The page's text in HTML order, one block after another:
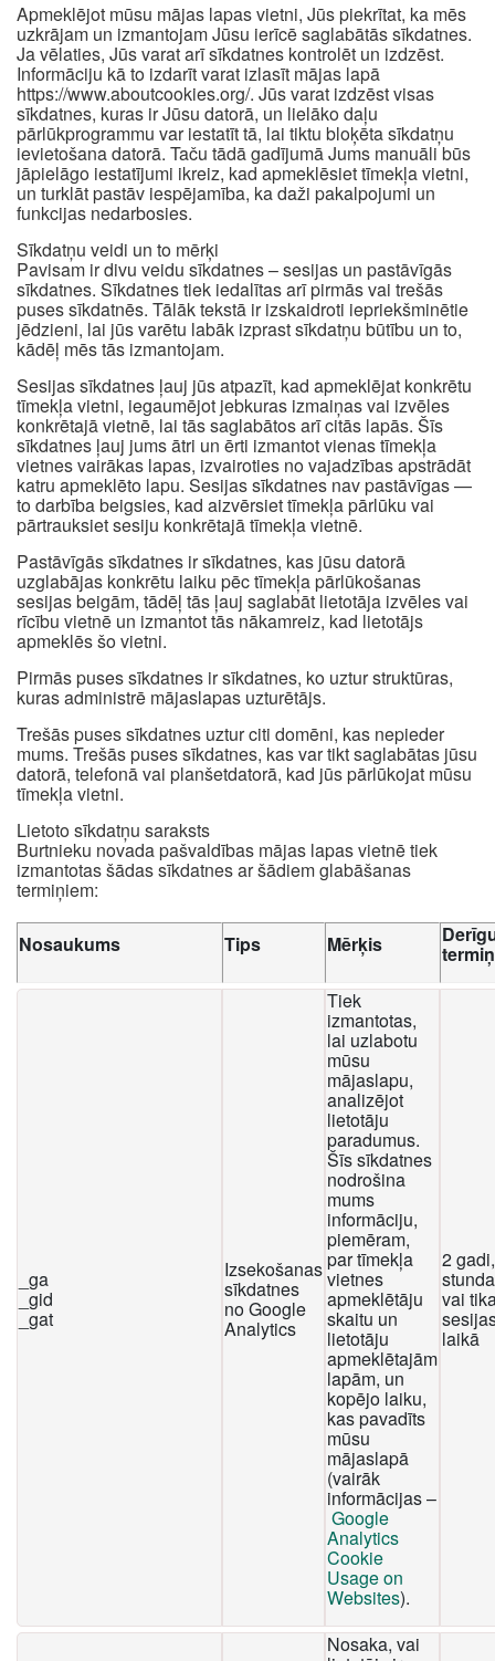
Apmeklējot mūsu mājas lapas vietni, Jūs piekrītat, ka mēs
uzkrājam un izmantojam Jūsu ierīcē saglabātās sīkdatnes.
Ja vēlaties, Jūs varat arī sīkdatnes kontrolēt un izdzēst.
Informāciju kā to izdarīt varat izlasīt mājas lapā
https://www.aboutcookies.org/. Jūs varat izdzēst visas
sīkdatnes, kuras ir Jūsu datorā, un lielāko daļu
pārlūkprogrammu var iestatīt tā, lai tiktu bloķēta sīkdatņu
ievietošana datorā. Taču tādā gadījumā Jums manuāli būs
jāpielāgo iestatījumi ikreiz, kad apmeklēsiet tīmekļa vietni,
un turklāt pastāv iespējamība, ka daži pakalpojumi un
funkcijas nedarbosies.
Sīkdatņu veidi un to mērķi
Pavisam ir divu veidu sīkdatnes – sesijas un pastāvīgās
sīkdatnes. Sīkdatnes tiek iedalītas arī pirmās vai trešās
puses sīkdatnēs. Tālāk tekstā ir izskaidroti iepriekšminētie
jēdzieni, lai jūs varētu labāk izprast sīkdatņu būtību un to,
kādēļ mēs tās izmantojam.
Sesijas sīkdatnes ļauj jūs atpazīt, kad apmeklējat konkrētu
tīmekļa vietni, iegaumējot jebkuras izmaiņas vai izvēles
konkrētajā vietnē, lai tās saglabātos arī citās lapās. Šīs
sīkdatnes ļauj jums ātri un ērti izmantot vienas tīmekļa
vietnes vairākas lapas, izvairoties no vajadzības apstrādāt
katru apmeklēto lapu. Sesijas sīkdatnes nav pastāvīgas —
to darbība beigsies, kad aizvērsiet tīmekļa pārlūku vai
pārtrauksiet sesiju konkrētajā tīmekļa vietnē.
Pastāvīgās sīkdatnes ir sīkdatnes, kas jūsu datorā
uzglabājas konkrētu laiku pēc tīmekļa pārlūkošanas
sesijas beigām, tādēļ tās ļauj saglabāt lietotāja izvēles vai
rīcību vietnē un izmantot tās nākamreiz, kad lietotājs
apmeklēs šo vietni.
Pirmās puses sīkdatnes ir sīkdatnes, ko uztur struktūras,
kuras administrē mājaslapas uzturētājs.
Trešās puses sīkdatnes uztur citi domēni, kas nepieder
mums. Trešās puses sīkdatnes, kas var tikt saglabātas jūsu
datorā, telefonā vai planšetdatorā, kad jūs pārlūkojat mūsu
tīmekļa vietni.
Lietoto sīkdatņu saraksts
Burtnieku novada pašvaldības mājas lapas vietnē tiek
izmantotas šādas sīkdatnes ar šādiem glabāšanas
termiņiem:
Nosaukums Tips Mērķis
_ga
_gid
_gat
Izsekošanas
sīkdatnes
no Google
Analytics
Tiek
izmantotas,
lai uzlabotu
mūsu
mājaslapu,
analizējot
lietotāju
paradumus.
Šīs sīkdatnes
nodrošina
mums
informāciju,
piemēram,
par tīmekļa
vietnes
apmeklētāju
skaitu un
lietotāju
apmeklētajām
lapām, un
kopējo laiku,
kas pavadīts
mūsu
mājaslapā
(vairāk
informācijas –
Google
Analytics
Cookie
Usage on
Websites).
2
vai
laikā
Nosaka, vai